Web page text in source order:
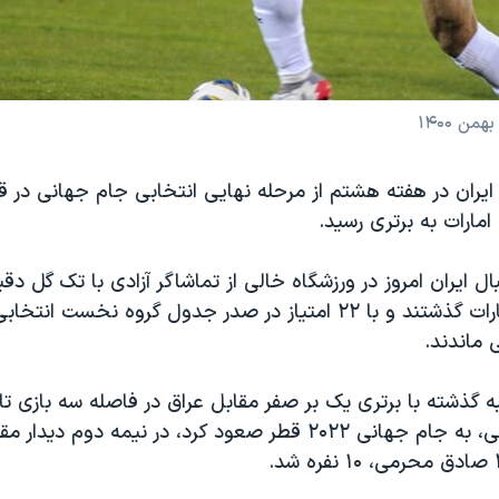
در هفته هشتم از مرحله نهایی انتخابی جام جهانی در
به برتری رسید.
طارمی از سد امارات گذشتند و با ۲۲ امتیاز در صدر جدول گروه
ماندند.
گذشته با برتری یک بر صفر مقابل عراق در فاصله سه بازی
دیدارهای انتخابی، به جام جهانی ۲۰۲۲ قطر صعود کرد، در نیمه